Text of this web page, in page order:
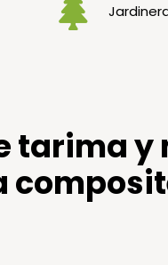
tarima y